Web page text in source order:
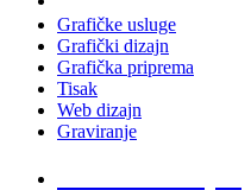
Grafičke usluge
Grafički dizajn
Grafička priprema
Tisak
Web dizajn
Graviranje